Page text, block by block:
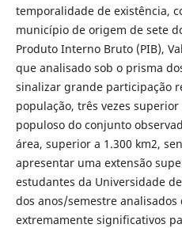
temporalidade de existência,
município de origem de sete
Produto Interno Bruto (PIB),
que analisado sob o prisma
sinalizar grande participação
população, três vezes
populoso do conjunto
área, superior a 1.300 km2,
apresentar uma extensão
estudantes da Universidade
dos anos/semestre
extremamente significativos